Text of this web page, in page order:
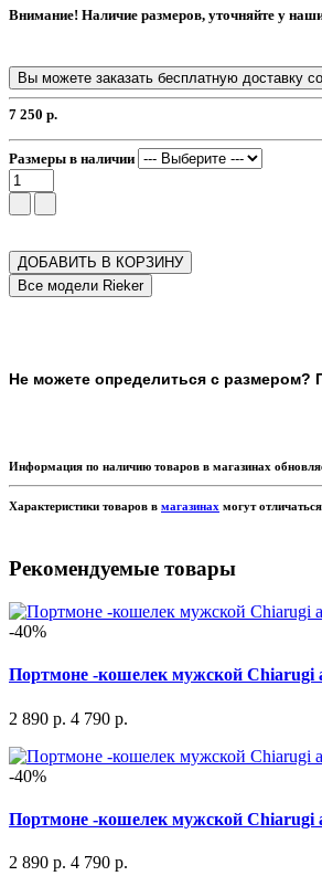
Внимание! Наличие размеров, уточняйте у
Вы можете заказать бесплатную доставку
7 250 р.
Размеры в наличии
ДОБАВИТЬ В КОРЗИНУ
Не можете определиться с размером?
Информация по наличию товаров в магазинах
Характеристики товаров в магазинах могут
Рекомендуемые товары
-40%
Портмоне -кошелек мужской Chiarugi
2 890 р. 4 790 р.
-40%
Портмоне -кошелек мужской Chiarugi
2 890 р. 4 790 р.